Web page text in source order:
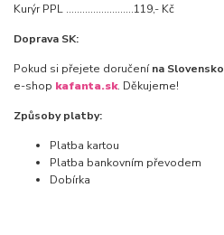
Kurýr PPL .........................119,- Kč
Doprava SK:
Pokud si přejete doručenína Slovensko
e-shop kafanta.sk. Děkujeme!
Způsoby platby:
Platba kartou
Platba bankovním převodem
Dobírka